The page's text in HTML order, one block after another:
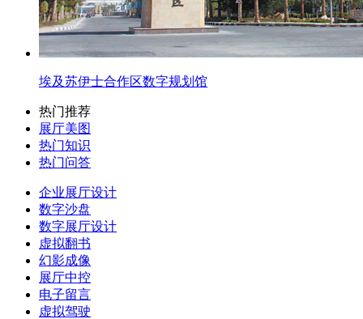
埃及苏伊士合作区数字规划馆
热门推荐
展厅美图
热门知识
热门问答
企业展厅设计
数字沙盘
数字展厅设计
虚拟翻书
幻影成像
展厅中控
电子留言
虚拟驾驶